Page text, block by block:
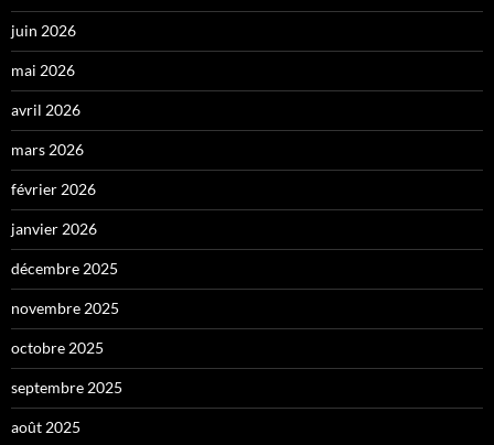
juin 2026
mai 2026
avril 2026
mars 2026
février 2026
janvier 2026
décembre 2025
novembre 2025
octobre 2025
septembre 2025
août 2025